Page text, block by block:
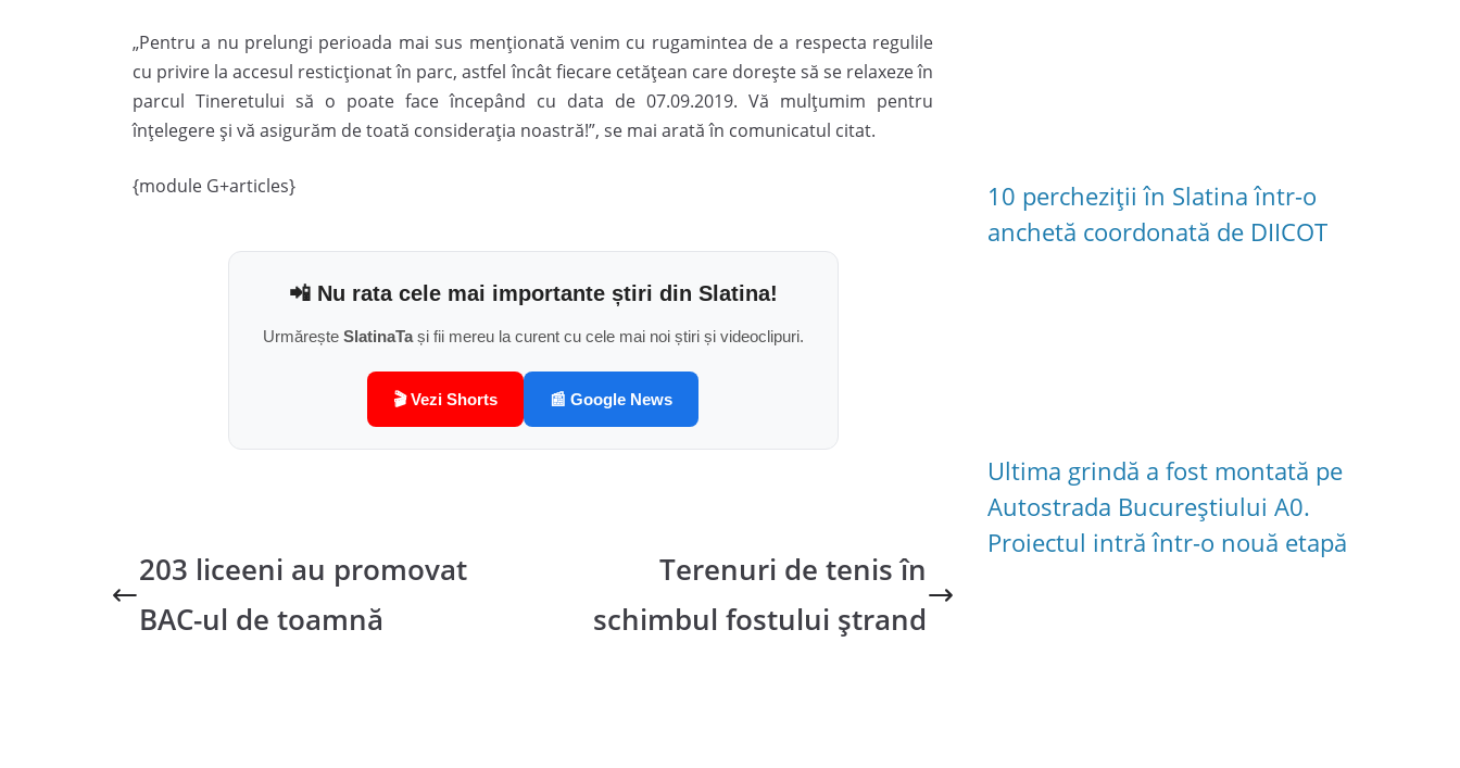
„Pentru a nu prelungi perioada mai sus menționată venim cu rugamintea de a respecta regulile
cu privire la accesul resticționat în parc, astfel încât fiecare cetățean care dorește să se relaxeze în
parcul Tineretului să o poate face începând cu data de 07.09.2019. Vă mulțumim pentru
înțelegere și vă asigurăm de toată considerația noastră!”, se mai arată în comunicatul citat.
{module G+articles}
📲 Nu rata cele mai importante știri din Slatina!
Urmărește SlatinaTași fii mereu la curent cu cele mai noi știri și videoclipuri.
🎬 Vezi Shorts 📰 Google News
203 liceeni au promovat
BAC-ul de toamnă
Terenuri de tenis în
schimbul fostului ștrand
10 percheziții în Slatina într-o
anchetă coordonată de DIICOT
Ultima grindă a fost montată pe
Autostrada Bucureștiului A0.
Proiectul intră într-o nouă etapă